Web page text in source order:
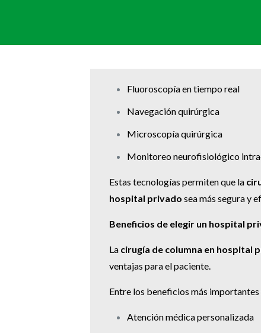
Fluoroscopía en tiempo real
Navegación quirúrgica
Microscopía quirúrgica
Monitoreo neurofisiológico
Estas tecnologías permiten que la
hospital privado sea más segura y
Beneficios de elegir un hospital
La cirugía de columna en hospital
ventajas para el paciente.
Entre los beneficios más importantes
Atención médica personalizada